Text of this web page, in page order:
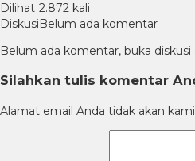
Dilihat 2.872 kali
DiskusiBelum ada komentar
Belum ada komentar, buka
Silahkan tulis komentar
Alamat email Anda tidak akan